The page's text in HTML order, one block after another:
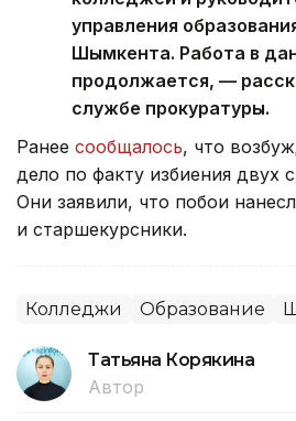
управления
Шымкента. Работа в
продолжается, —
службе прокуратуры.
Ранее сообщалось, что
дело по факту избиения двух
Они заявили, что побои
и старшекурсники.
Колледжи Образование
Татьяна Корякина
Автор